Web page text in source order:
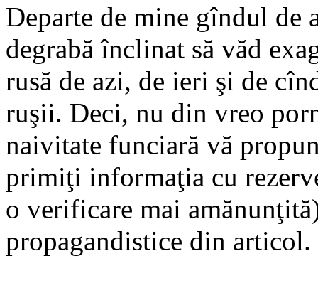
Departe de mine gîndul de
degrabă înclinat să văd
rusă de azi, de ieri şi de
ruşii. Deci, nu din vreo
naivitate funciară vă
primiţi informaţia cu
o verificare mai
propagandistice din articol.